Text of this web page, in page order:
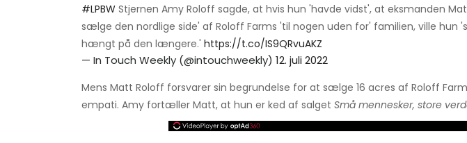
#LPBW Stjernen Amy Roloff sagde, at hvis hun 'havde vidst', at eksmanden
sælge den nordlige side' af Roloff Farms 'til nogen uden for' familien, ville hun
hængt på den længere.' https://t.co/IS9QRvuAKZ
— In Touch Weekly (@intouchweekly) 12. juli 2022
Mens Matt Roloff forsvarer sin begrundelse for at sælge 16 acres af Roloff
empati. Amy fortæller Matt, at hun er ked af salget Små mennesker, store